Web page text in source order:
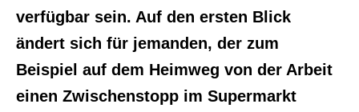
verfügbar sein. Auf den ersten Blick
ändert sich für jemanden, der zum
Beispiel auf dem Heimweg von der Arbeit
einen Zwischenstopp im Supermarkt